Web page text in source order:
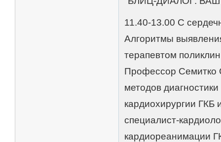
11.40-13.00 С
Алгоритмы
терапевтом
Профессор Семитко
методов
кардиохирургии
специалист-
кардиореанимации